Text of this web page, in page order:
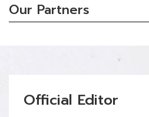
Our Partners
Official Editor